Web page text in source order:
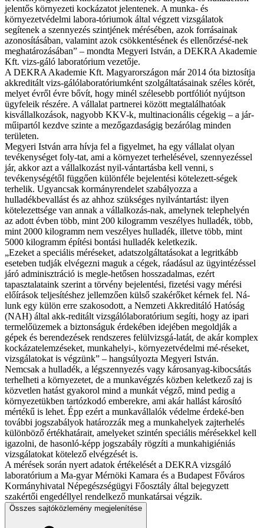
jelentős környezeti kockázatot jelentenek. A munka- és
környezetvédelmi labora-tóriumok által végzett vizsgálatok
segítenek a szennyezés szintjének mérésében, azok forrásainak
azonosításában, valamint azok csökkentésének és ellenőrzésé-nek
meghatározásában” – mondta Megyeri István, a DEKRA Akademie
Kft. vizs-gáló laboratórium vezetője.
A DEKRA Akademie Kft. Magyarországon már 2014 óta biztosítja
akkreditált vizs-gálólaboratóriumként szolgáltatásainak széles körét,
melyet évről évre bővít, hogy minél szélesebb portfóliót nyújtson
ügyfeleik részére. A vállalat partnerei között megtalálhatóak
kisvállalkozások, nagyobb KKV-k, multinacionális cégekig – a jár-
műipartól kezdve szinte a mezőgazdaságig bezárólag minden
területen.
Megyeri István arra hívja fel a figyelmet, ha egy vállalat olyan
tevékenységet foly-tat, ami a környezet terhelésével, szennyezéssel
jár, akkor azt a vállalkozást nyil-vántartásba kell venni, s
tevékenységétől függően különféle bejelentési kötelezett-ségek
terhelik. Ugyancsak kormányrendelet szabályozza a
hulladékbevallást és az ahhoz szükséges nyilvántartást: ilyen
kötelezettsége van annak a vállalkozás-nak, amelynek telephelyén
az adott évben több, mint 200 kilogramm veszélyes hulladék, több,
mint 2000 kilogramm nem veszélyes hulladék, illetve több, mint
5000 kilogramm építési bontási hulladék keletkezik.
„Ezeket a speciális méréseket, adatszolgáltatásokat a legritkább
eseteben tudják elvégezni maguk a cégek, ráadásul az ügyintézéssel
járó adminisztráció is megle-hetősen hosszadalmas, ezért
tapasztalataink szerint a törvény bejelentési, fizetési vagy mérési
előírások teljesítéshez jellemzően külső szakérőket kérnek fel. Ná-
lunk egy külön erre szakosodott, a Nemzeti Akkreditáló Hatóság
(NAH) által akk-reditált vizsgálólaboratórium segíti, hogy az ipari
termelőüzemek a biztonságuk érdekében idejében megoldják a
gépek és berendezések rendszeres felülvizsgá-latát, de akár komplex
kockázatelemzéseket, munkahelyi-, környezetvédelmi mé-réseket,
vizsgálatokat is végzünk” – hangsúlyozta Megyeri István.
Nemcsak a hulladék, a légszennyezés vagy károsanyag-kibocsátás
terhelheti a környezetet, de a munkavégzés közben keletkező zaj is
közvetlen hatást gyakorol mind a munkát végző, mind pedig a
környezetükben tartózkodó emberekre, ami akár hallást károsító
mértékű is lehet. Épp ezért a munkavállalók védelme érdeké-ben
további jogszabályok határozzák meg a munkahelyek zajterhelés
különböző értékhatárait, amelyeket szintén speciális mérésekkel kell
igazolni, de hasonló-képp jogszabály rögzíti a munkahigiéniás
vizsgálatokat kötelező elvégzését is.
A mérések során nyert adatok értékelését a DEKRA vizsgáló
laboratórium a Ma-gyar Mérnöki Kamara és a Budapest Főváros
Kormányhivatal Népegészségügyi Főosztály által bejegyzett
szakértői engedéllyel rendelkező munkatársai végzik.
Összes sajtóközlemény megjelenítése